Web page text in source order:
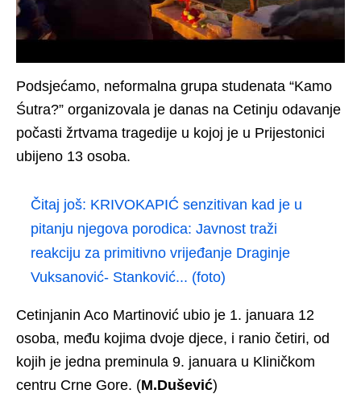
Podsjećamo, neformalna grupa studenata “Kamo
Śutra?” organizovala je danas na Cetinju odavanje
počasti žrtvama tragedije u kojoj je u Prijestonici
ubijeno 13 osoba.
Čitaj još: KRIVOKAPIĆ senzitivan kad je u
pitanju njegova porodica: Javnost traži
reakciju za primitivno vrijeđanje Draginje
Vuksanović- Stanković... (foto)
Cetinjanin Aco Martinović ubio je 1. januara 12
osoba, među kojima dvoje djece, i ranio četiri, od
kojih je jedna preminula 9. januara u Kliničkom
centru Crne Gore. (M.Dušević)